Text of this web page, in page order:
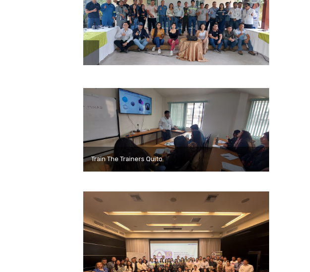
Train The Trainers Quito